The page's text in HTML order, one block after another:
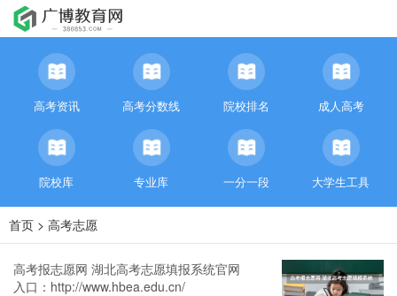
高考资讯 高考分数线 院校排名 成人高考
院校库 专业库 一分一段 大学生工具
首页 > 高考志愿
高考报志愿网 湖北高考志愿填报系统官网
入口：http://www.hbea.edu.cn/